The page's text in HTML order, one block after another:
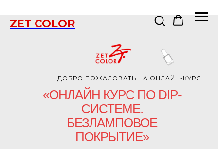
ZET COLOR
ДОБРО ПОЖАЛОВАТЬ НА ОНЛАЙН-КУРС
«ОНЛАЙН КУРС ПО DIP-
СИСТЕМЕ.
БЕЗЛАМПОВОЕ
ПОКРЫТИЕ»